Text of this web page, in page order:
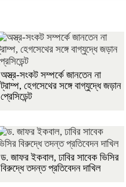
অস্ত্র-সংকট সম্পর্কে জানতেন না
ট্রাম্প, হেগসেথের সঙ্গে বাগ্‌যুদ্ধে জড়ান
প্রেসিডেন্ট
ড. জাফর ইকবাল, ঢাবির সাবেক ভিসির
বিরুদ্ধে তদন্ত প্রতিবেদন দাখিল